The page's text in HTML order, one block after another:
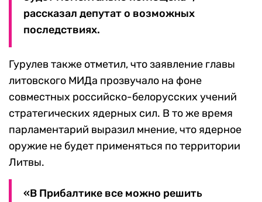
рассказал депутат о возможных
последствиях.
Гурулев также отметил, что заявление главы
литовского МИДа прозвучало на фоне
совместных российско-белорусских учений
стратегических ядерных сил. В то же время
парламентарий выразил мнение, что ядерное
оружие не будет применяться по территории
Литвы.
«В Прибалтике все можно решить